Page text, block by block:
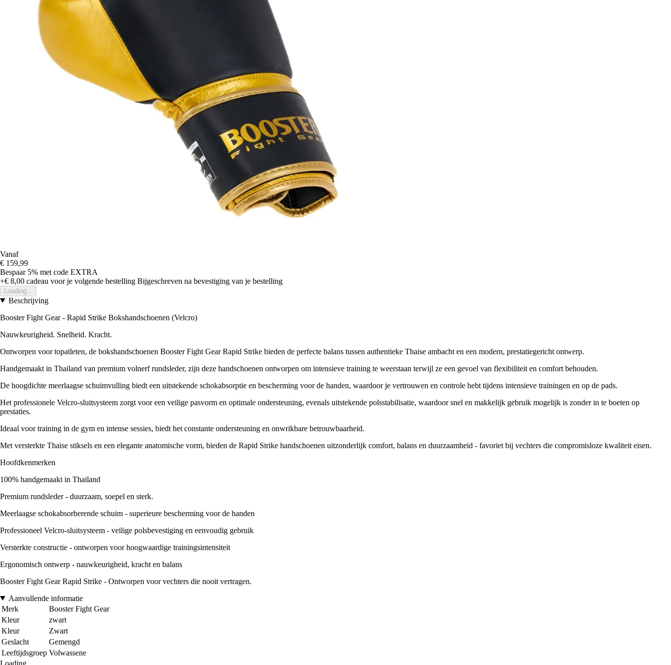
Vanaf
€ 159,99
Bespaar 5% met code EXTRA
+€ 8,00 cadeau voor je volgende bestelling Bijgeschreven na bevestiging van je bestelling
Loading...
Beschrijving
Booster Fight Gear - Rapid Strike Bokshandschoenen (Velcro)
Nauwkeurigheid. Snelheid. Kracht.
Ontworpen voor topatleten, de bokshandschoenen Booster Fight Gear Rapid Strike bieden de perfecte balans tussen authentieke Thaise ambacht en een modern, prestatiegericht ontwerp.
Handgemaakt in Thailand van premium volnerf rundsleder, zijn deze handschoenen ontworpen om intensieve training te weerstaan terwijl ze een gevoel van flexibiliteit en comfort behouden.
De hoogdichte meerlaagse schuimvulling biedt een uitstekende schokabsorptie en bescherming voor de handen, waardoor je vertrouwen en controle hebt tijdens intensieve trainingen en op de pads.
Het professionele Velcro-sluitsysteem zorgt voor een veilige pasvorm en optimale ondersteuning, evenals uitstekende polsstabilisatie, waardoor snel en makkelijk gebruik mogelijk is zonder in te boeten op
prestaties.
Ideaal voor training in de gym en intense sessies, biedt het constante ondersteuning en onwrikbare betrouwbaarheid.
Met versterkte Thaise stiksels en een elegante anatomische vorm, bieden de Rapid Strike handschoenen uitzonderlijk comfort, balans en duurzaamheid - favoriet bij vechters die compromisloze kwaliteit eisen.
Hoofdkenmerken
100% handgemaakt in Thailand
Premium rundsleder - duurzaam, soepel en sterk.
Meerlaagse schokabsorberende schuim - superieure bescherming voor de handen
Professioneel Velcro-sluitsysteem - veilige polsbevestiging en eenvoudig gebruik
Versterkte constructie - ontworpen voor hoogwaardige trainingsintensiteit
Ergonomisch ontwerp - nauwkeurigheid, kracht en balans
Booster Fight Gear Rapid Strike - Ontworpen voor vechters die nooit vertragen.
Aanvullende informatie
Merk
Booster Fight Gear
Kleur
zwart
Kleur
Zwart
Geslacht
Gemengd
Leeftijdsgroep Volwassene
Loading...